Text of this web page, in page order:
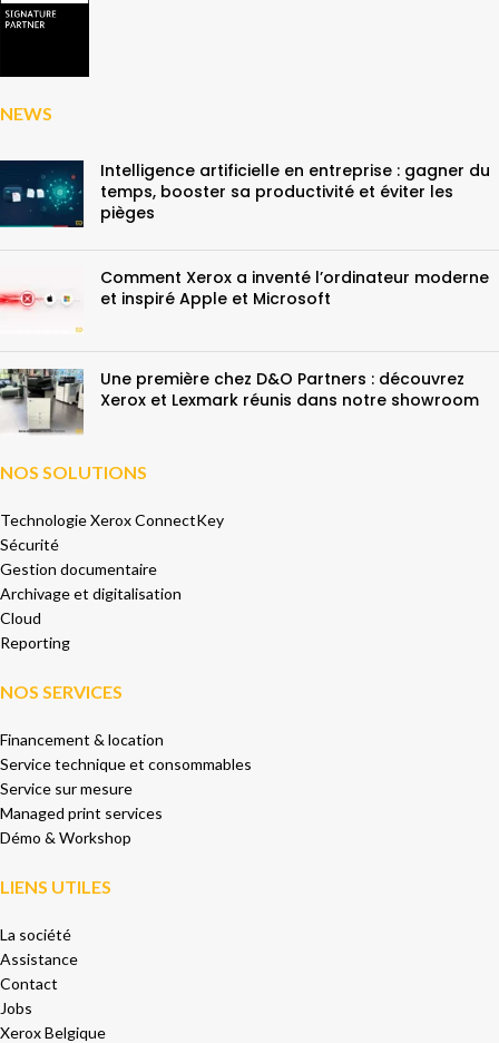
NEWS
Intelligence artificielle en entreprise : gagner du
temps, booster sa productivité et éviter les
pièges
Comment Xerox a inventé l’ordinateur moderne
et inspiré Apple et Microsoft
Une première chez D&O Partners : découvrez
Xerox et Lexmark réunis dans notre showroom
NOS SOLUTIONS
Technologie Xerox ConnectKey
Sécurité
Gestion documentaire
Archivage et digitalisation
Cloud
Reporting
NOS SERVICES
Financement & location
Service technique et consommables
Service sur mesure
Managed print services
Démo & Workshop
LIENS UTILES
La société
Assistance
Contact
Jobs
Xerox Belgique